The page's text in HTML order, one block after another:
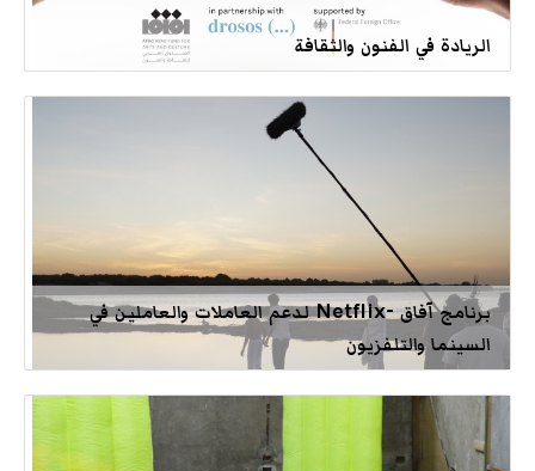
الريادة في الفنون والثقافة
برنامج آفاق -Netflix لدعم العاملات والعاملين في
السينما والتلفزيون